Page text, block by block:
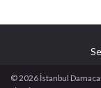
© 2026 İstanbul